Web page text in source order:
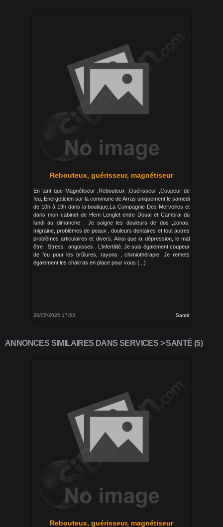
Rebouteux, guérisseur, magnétiseur
En tant que Magnétiseur ,Rebouteux ,Guérisseur ,Coupeur de
feu, Energeticien sur la commune de Arras uniquement le samedi
de 10h à 19h dans la boutique,La Compagnie Des Merveilles et
dans mon cabinet de Hem Lenglet entre Douai et Cambrai du
lundi au dimanche . Je soigne les douleurs de dos ,zonas,
migraine, problèmes de peaux , douleurs dentaires et tout autres
problèmes articulaires et divers. Ainsi que la dépression, le mal
être . Stress , angoisses . L’infertilité. Je suis également coupeur
de feu pour les brûlures, rayons , chimiothérapie. Je remets
également les chakras en place pour vous (...)
20/05/2026 17:53 Santé
ANNONCES SIMILAIRES DANS SERVICES > SANTÉ (5)
Rebouteux, guérisseur, magnétiseur